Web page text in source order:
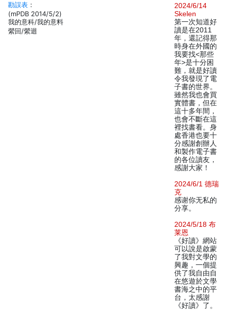
勘誤表 ：
(mPDB 2014/5/2)
我的意科/我的意料
縈回/縈迴
2024/6/14
Skelen
第一次知道好
讀是在2011
年，還記得那
時身在外國的
我要找<那些
年>是十分困
難，就是好讀
令我發現了電
子書的世界。
雖然我也會買
實體書，但在
這十多年間，
也會不斷在這
裡找書看。身
處香港也要十
分感謝創辦人
和製作電子書
的各位讀友，
感謝大家！
2024/6/1 德瑞
克
感谢你无私的
分享。
2024/5/18 布
莱恩
《好讀》網站
可以說是啟蒙
了我對文學的
興趣，一個提
供了我自由自
在悠遊於文學
書海之中的平
台，太感謝
《好讀》了。